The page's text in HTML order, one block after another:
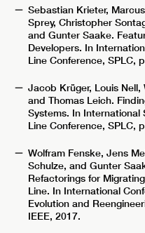
Sebastian Krieter,
Sprey, Christopher
and Gunter Saake.
Developers. In
Line Conference, SPLC,
Jacob Krüger, Louis
and Thomas Leich.
Systems. In
Line Conference, SPLC,
Wolfram Fenske, Jens
Schulze, and Gunter
Refactorings for
Line. In International
Evolution and
IEEE, 2017.